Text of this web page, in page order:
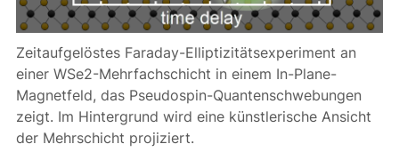
Zeitaufgelöstes Faraday-Elliptizitätsexperiment an
einer WSe2-Mehrfachschicht in einem In-Plane-
Magnetfeld, das Pseudospin-Quantenschwebungen
zeigt. Im Hintergrund wird eine künstlerische Ansicht
der Mehrschicht projiziert.